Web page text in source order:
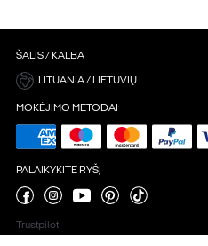
ŠALIS / KALBA
LITUANIA / LIETUVIŲ
MOKĖJIMO METODAI
PALAIKYKITE RYŠĮ
Trustpilot